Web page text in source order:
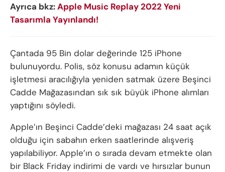
Ayrıca bkz:Apple Music Replay 2022 Yeni
Tasarımla Yayınlandı!
Çantada 95 Bin dolar değerinde 125 iPhone
bulunuyordu. Polis, söz konusu adamın küçük
işletmesi aracılığıyla yeniden satmak üzere Beşinci
Cadde Mağazasından sık sık büyük iPhone alımları
yaptığını söyledi.
Apple’ın Beşinci Cadde’deki mağazası 24 saat açık
olduğu için sabahın erken saatlerinde alışveriş
yapılabiliyor. Apple’ın o sırada devam etmekte olan
bir Black Friday indirimi de vardı ve hırsızlar bunun